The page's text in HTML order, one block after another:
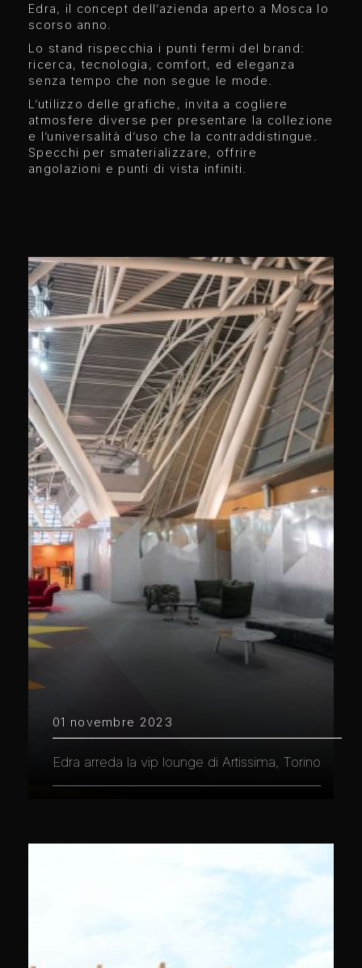
Edra, il concept dell’azienda aperto a Mosca lo
scorso anno.
Lo stand rispecchia i punti fermi del brand:
ricerca, tecnologia, comfort, ed eleganza
senza tempo che non segue le mode.
L’utilizzo delle grafiche, invita a cogliere
atmosfere diverse per presentare la collezione
e l’universalità d’uso che la contraddistingue.
Specchi per smaterializzare, offrire
angolazioni e punti di vista infiniti.
01 novembre 2023
Edra arreda la vip lounge di Artissima, Torino